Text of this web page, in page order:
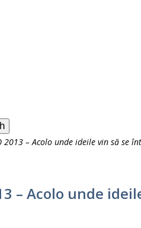
2013 – Acolo unde ideile vin să se
– Acolo unde